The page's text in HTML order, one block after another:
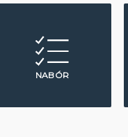
NABÓR